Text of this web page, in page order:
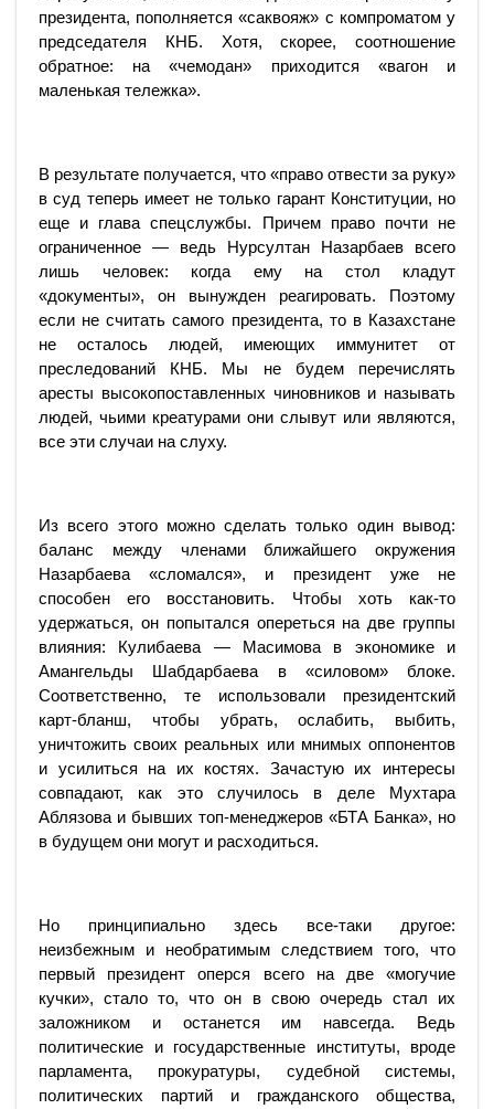
президента, пополняется «саквояж» с компроматом у
председателя КНБ. Хотя, скорее, соотношение
обратное: на «чемодан» приходится «вагон и
маленькая тележка».
В результате получается, что «право отвести за руку»
в суд теперь имеет не только гарант Конституции, но
еще и глава спецслужбы. Причем право почти не
ограниченное — ведь Нурсултан Назарбаев всего
лишь человек: когда ему на стол кладут
«документы», он вынужден реагировать. Поэтому
если не считать самого президента, то в Казахстане
не осталось людей, имеющих иммунитет от
преследований КНБ. Мы не будем перечислять
аресты высокопоставленных чиновников и называть
людей, чьими креатурами они слывут или являются,
все эти случаи на слуху.
Из всего этого можно сделать только один вывод:
баланс между членами ближайшего окружения
Назарбаева «сломался», и президент уже не
способен его восстановить. Чтобы хоть как-то
удержаться, он попытался опереться на две группы
влияния: Кулибаева — Масимова в экономике и
Амангельды Шабдарбаева в «силовом» блоке.
Соответственно, те использовали президентский
карт-бланш, чтобы убрать, ослабить, выбить,
уничтожить своих реальных или мнимых оппонентов
и усилиться на их костях. Зачастую их интересы
совпадают, как это случилось в деле Мухтара
Аблязова и бывших топ-менеджеров «БТА Банка», но
в будущем они могут и расходиться.
Но принципиально здесь все-таки другое:
неизбежным и необратимым следствием того, что
первый президент оперся всего на две «могучие
кучки», стало то, что он в свою очередь стал их
заложником и останется им навсегда. Ведь
политические и государственные институты, вроде
парламента, прокуратуры, судебной системы,
политических партий и гражданского общества,